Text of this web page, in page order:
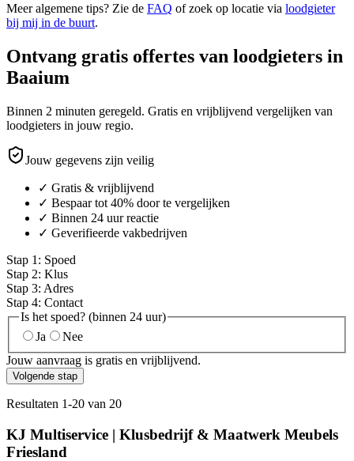
Meer algemene tips? Zie de FAQ of zoek op locatie via loodgieter
bij mij in de buurt.
Ontvang gratis offertes van loodgieters in
Baaium
Binnen 2 minuten geregeld. Gratis en vrijblijvend vergelijken van
loodgieters in jouw regio.
Jouw gegevens zijn veilig
✓ Gratis & vrijblijvend
✓ Bespaar tot 40% door te vergelijken
✓ Binnen 24 uur reactie
✓ Geverifieerde vakbedrijven
Stap 1 : Spoed
Stap 2: Klus
Stap 3: Adres
Stap 4: Contact
Is het spoed? (binnen 24 uur)
Ja
Nee
Jouw aanvraag is gratis en vrijblijvend.
Volgende stap
Resultaten 1-20 van 20
KJ Multiservice | Klusbedrijf & Maatwerk Meubels
Friesland